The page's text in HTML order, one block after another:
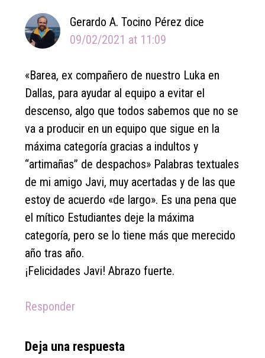
Gerardo A. Tocino Pérez dice
09/02/2021 at 11:09
«Barea, ex compañero de nuestro Luka en
Dallas, para ayudar al equipo a evitar el
descenso, algo que todos sabemos que no se
va a producir en un equipo que sigue en la
máxima categoría gracias a indultos y
“artimañas” de despachos» Palabras textuales
de mi amigo Javi, muy acertadas y de las que
estoy de acuerdo «de largo». Es una pena que
el mítico Estudiantes deje la máxima
categoría, pero se lo tiene más que merecido
año tras año.
¡Felicidades Javi! Abrazo fuerte.
Responder
Deja una respuesta